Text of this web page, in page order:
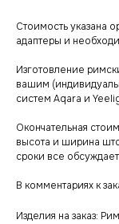
Стоимость указана
адаптеры и
Изготовление
вашим
систем Aqara и
Окончательная
высота и ширина
сроки все
В комментариях к
Изделия на заказ: